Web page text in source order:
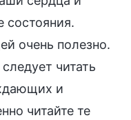
состояния.
очень полезно.
читать
и
читайте те